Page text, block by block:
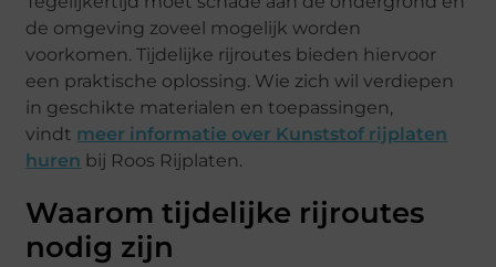
de omgeving zoveel mogelijk worden
voorkomen. Tijdelijke rijroutes bieden hiervoor
een praktische oplossing. Wie zich wil verdiepen
in geschikte materialen en toepassingen,
vindt meer informatie over Kunststof rijplaten
huren bij Roos Rijplaten.
Waarom tijdelijke rijroutes
nodig zijn